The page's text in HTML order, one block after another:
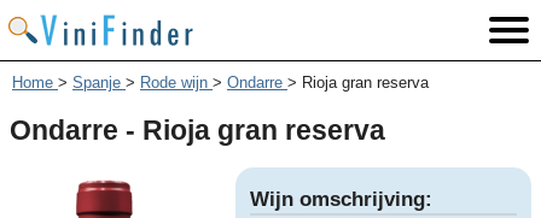
Home > Spanje > Rode wijn > Ondarre > Rioja gran reserva
Ondarre - Rioja gran reserva
Wijn omschrijving: